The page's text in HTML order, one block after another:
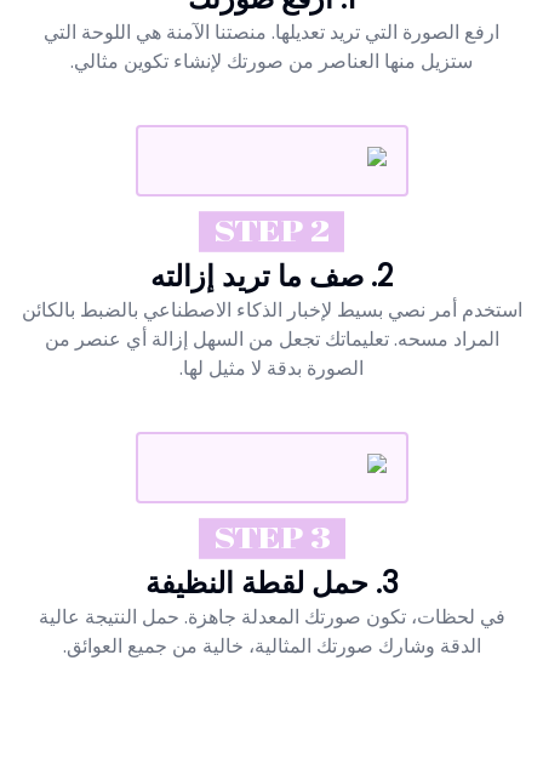
ارفع الصورة التي تريد تعديلها. منصتنا الآمنة هي اللوحة التي
ستزيل منها العناصر من صورتك لإنشاء تكوين مثالي.
STEP 2
2. صف ما تريد إزالته
استخدم أمر نصي بسيط لإخبار الذكاء الاصطناعي بالضبط بالكائن
المراد مسحه. تعليماتك تجعل من السهل إزالة أي عنصر من
الصورة بدقة لا مثيل لها.
STEP 3
3. حمل لقطة النظيفة
في لحظات، تكون صورتك المعدلة جاهزة. حمل النتيجة عالية
الدقة وشارك صورتك المثالية، خالية من جميع العوائق.